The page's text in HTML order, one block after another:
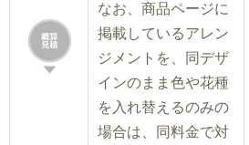
なお、商品ページに
掲載しているアレン
ジメントを、同デザ
インのまま色や花種
を入れ替えるのみの
場合は、同料金で対